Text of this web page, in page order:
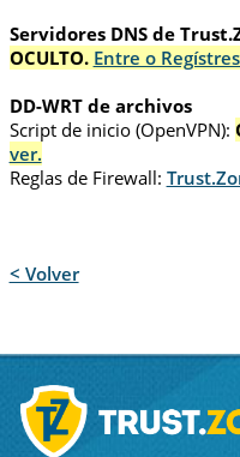
Servidores DNS de
OCULTO. Entre o
DD-WRT de archivos
Script de inicio (OpenVPN):
ver.
Reglas de Firewall:
< Volver